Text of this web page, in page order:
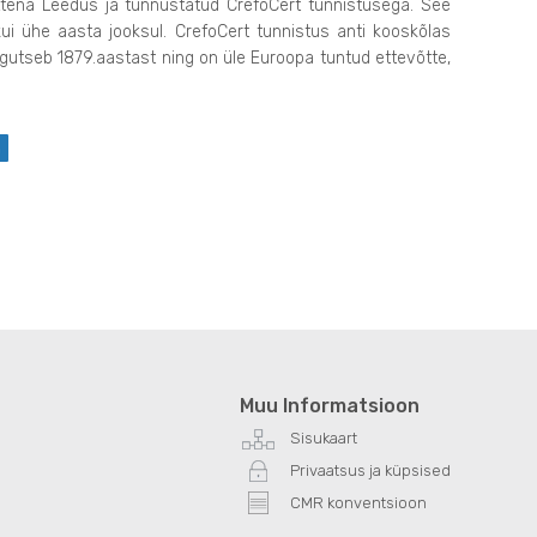
Leedus ja tunnustatud CrefoCert tunnistusega. See
ühe aasta jooksul. CrefoCert tunnistus anti kooskõlas
1879.aastast ning on üle Euroopa tuntud ettevõtte,
Muu Informatsioon
Sisukaart
Privaatsus ja küpsised
CMR konventsioon